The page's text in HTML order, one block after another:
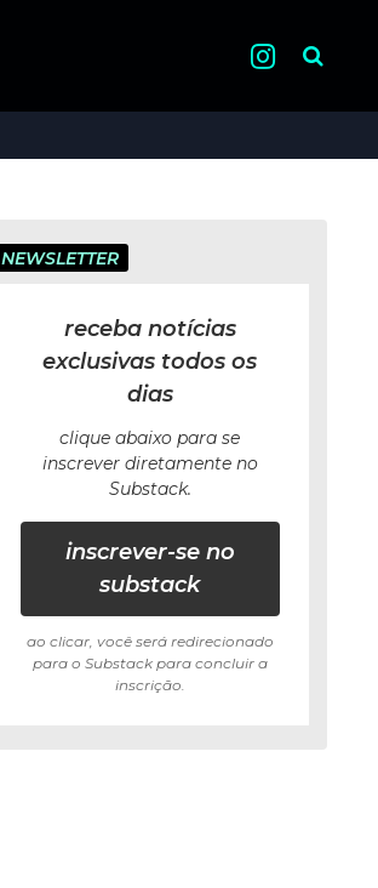
Pesquisa
NEWSLETTER
receba notícias
exclusivas todos os
dias
clique abaixo para se
inscrever diretamente no
Substack.
inscrever-se no
substack
ao clicar, você será redirecionado
para o Substack para concluir a
inscrição.